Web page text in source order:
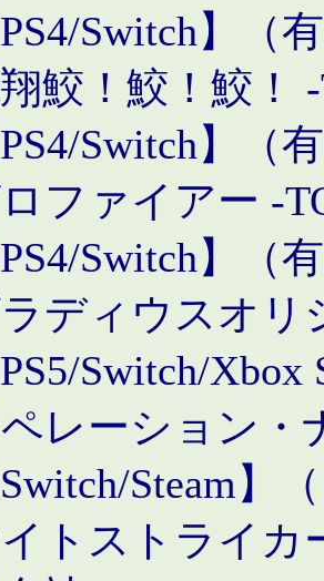
PS4/Switch】（
鮫！鮫！鮫！
PS4/Switch】（
ファイアー -
PS4/Switch】（
ディウスオリ
PS5/Switch/
レーション・
Switch/Steam】
トストライカ